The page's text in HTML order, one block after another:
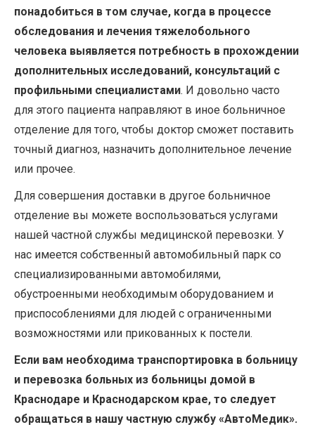
понадобиться в том случае, когда в процессе
обследования и лечения тяжелобольного
человека выявляется потребность в прохождении
дополнительных исследований, консультаций с
профильными специалистами. И довольно часто
для этого пациента направляют в иное больничное
отделение для того, чтобы доктор сможет поставить
точный диагноз, назначить дополнительное лечение
или прочее.
Для совершения доставки в другое больничное
отделение вы можете воспользоваться услугами
нашей частной службы медицинской перевозки. У
нас имеется собственный автомобильный парк со
специализированными автомобилями,
обустроенными необходимым оборудованием и
приспособлениями для людей с ограниченными
возможностями или прикованных к постели.
Если вам необходима транспортировка в больницу
и перевозка больных из больницы домой в
Краснодаре и Краснодарском крае, то следует
обращаться в нашу частную службу «АвтоМедик».